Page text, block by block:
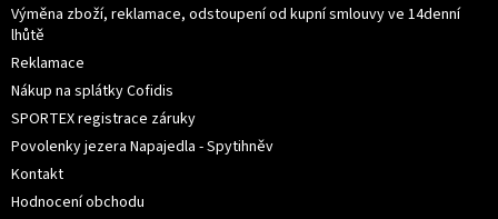
Výměna zboží, reklamace, odstoupení od kupní smlouvy ve 14denní
lhůtě
Reklamace
Nákup na splátky Cofidis
SPORTEX registrace záruky
Povolenky jezera Napajedla - Spytihněv
Kontakt
Hodnocení obchodu